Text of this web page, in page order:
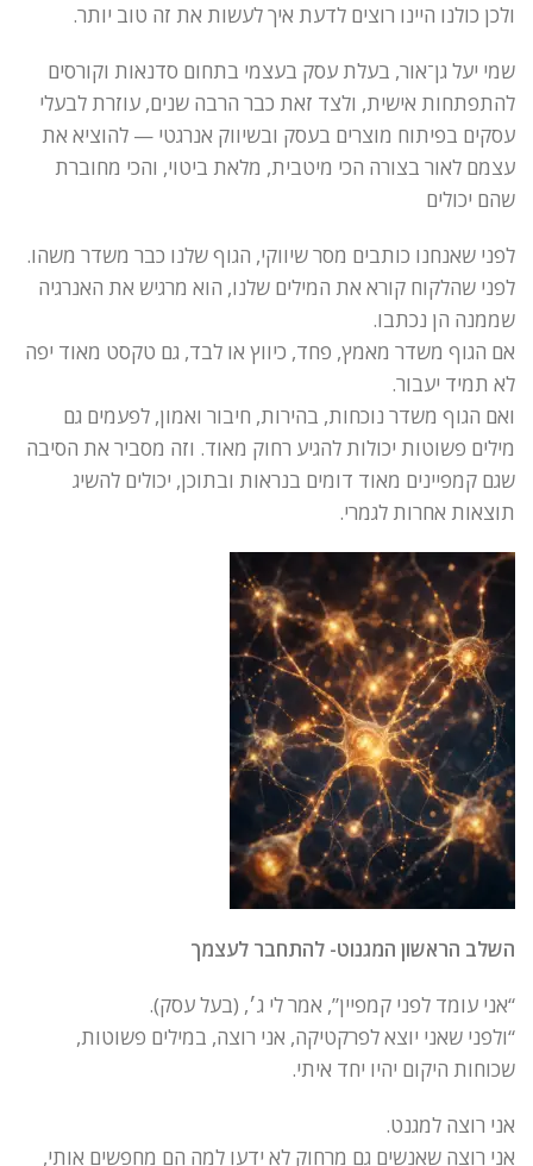
ולכן כולנו היינו רוצים לדעת איך לעשות את זה טוב יותר.
שמי יעל גן־אור, בעלת עסק בעצמי בתחום סדנאות וקורסים
להתפתחות אישית, ולצד זאת כבר הרבה שנים, עוזרת לבעלי
עסקים בפיתוח מוצרים בעסק ובשיווק אנרגטי — להוציא את
עצמם לאור בצורה הכי מיטבית, מלאת ביטוי, והכי מחוברת
שהם יכולים
לפני שאנחנו כותבים מסר שיווקי, הגוף שלנו כבר משדר משהו.
לפני שהלקוח קורא את המילים שלנו, הוא מרגיש את האנרגיה
שממנה הן נכתבו.
אם הגוף משדר מאמץ, פחד, כיווץ או לבד, גם טקסט מאוד יפה
לא תמיד יעבור.
ואם הגוף משדר נוכחות, בהירות, חיבור ואמון, לפעמים גם
מילים פשוטות יכולות להגיע רחוק מאוד. וזה מסביר את הסיבה
שגם קמפיינים מאוד דומים בנראות ובתוכן, יכולים להשיג
תוצאות אחרות לגמרי.
השלב הראשון המגנוט- להתחבר לעצמך
“אני עומד לפני קמפיין”, אמר לי ג׳, (בעל עסק).
“ולפני שאני יוצא לפרקטיקה, אני רוצה, במילים פשוטות,
שכוחות היקום יהיו יחד איתי.
אני רוצה למגנט.
אני רוצה שאנשים גם מרחוק לא ידעו למה הם מחפשים אותי,